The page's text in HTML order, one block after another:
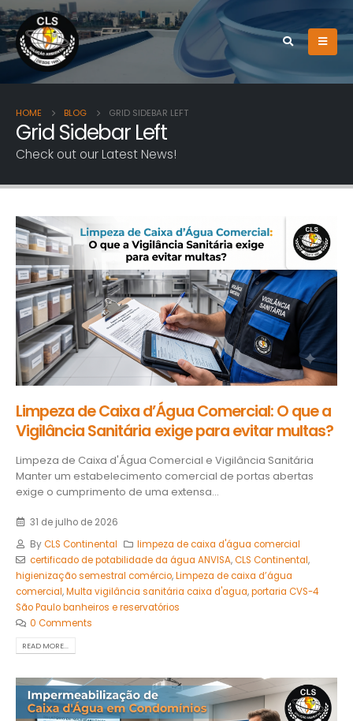
HOME BLOG GRID SIDEBAR LEFT
Grid Sidebar Left
Check out our Latest News!
Limpeza de Caixa d’Água Comercial: O que a
Vigilância Sanitária exige para evitar multas?
Limpeza de Caixa d'Água Comercial e Vigilância Sanitária
Manter um estabelecimento comercial de portas abertas
exige o cumprimento de uma extensa...
31 de julho de 2026
ByCLS Continental
limpeza de caixa d'água comercial
certificado de potabilidade da água ANVISA,CLS Continental,
higienização semestral comércio,Limpeza de caixa d’água
comercial,Multa vigilância sanitária caixa d'agua,portaria CVS-4
São Paulo banheiros e reservatórios
0 Comments
READ MORE...